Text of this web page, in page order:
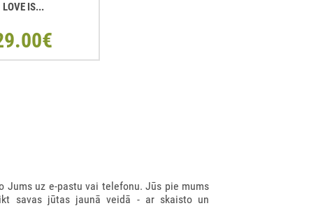
LOVE IS...
Jums uz e-pastu vai telefonu. Jūs pie mums
savas jūtas jaunā veidā - ar skaisto un